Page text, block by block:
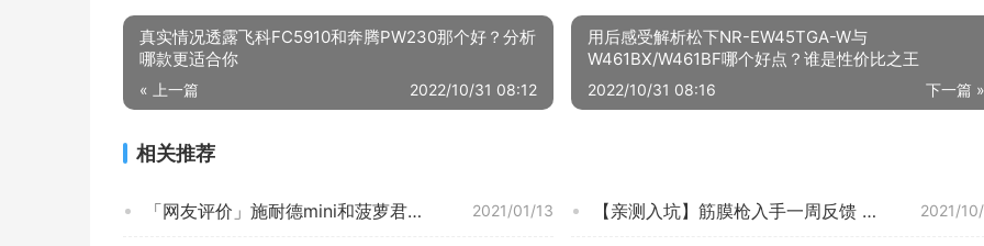
真实情况透露飞科FC5910和奔腾PW230那个好？分析
哪款更适合你
« 上一篇 2022/10/31 08:12
用后感受解析松下NR-EW45TGA-W与
W461BX/W461BF哪个好点？谁是性价比之王
下一篇 »
2022/10/31 08:16
相关推荐
2021/01/13
「网友评价」施耐德mini和菠萝君mini怎么选？哪个更合适 2021/
【亲测入坑】筋膜枪入手一周反馈 漫跃JM05S 质量真的很差吗？评测结果怎么样？